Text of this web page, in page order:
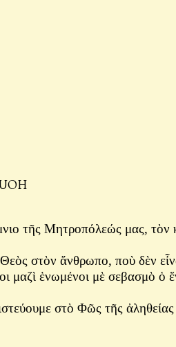
Μητροπόλεώς μας, τὸν
στὸν ἄνθρωπο, ποὺ δὲν
ἑνωμένοι μὲ σεβασμὸ ὁ
στὸ Φῶς τῆς